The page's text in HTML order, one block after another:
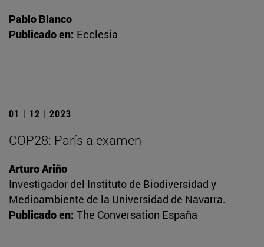
Pablo Blanco
Publicado en: Ecclesia
01 | 12 | 2023
COP28: París a examen
Arturo Ariño
Investigador del Instituto de Biodiversidad y
Medioambiente de la Universidad de Navarra.
Publicado en: The Conversation España